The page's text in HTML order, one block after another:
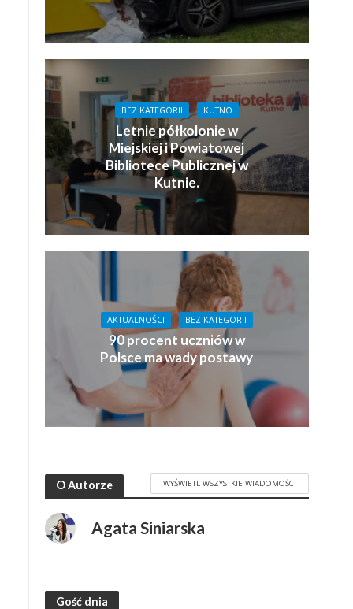
BEZ KATEGORII KUTNO
Letnie półkolonie w
Miejskiej i Powiatowej
Bibliotece Publicznej w
Kutnie.
AKTUALNOŚCI BEZ KATEGORII
90 procent uczniów w
Polsce ma wady postawy
O Autorze WYŚWIETL WSZYSTKIE WIADOMOŚCI
Agata Siniarska
Gość dnia